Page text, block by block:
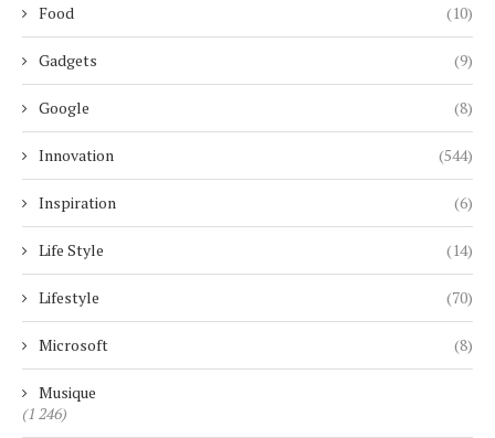
Food (10)
Gadgets (9)
Google (8)
Innovation (544)
Inspiration (6)
Life Style (14)
Lifestyle (70)
Microsoft (8)
Musique
(1 246)